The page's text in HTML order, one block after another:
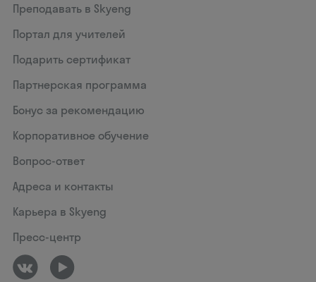
Преподавать в Skyeng
Портал для учителей
Подарить сертификат
Партнерская программа
Бонус за рекомендацию
Корпоративное обучение
Вопрос-ответ
Адреса и контакты
Карьера в Skyeng
Пресс-центр